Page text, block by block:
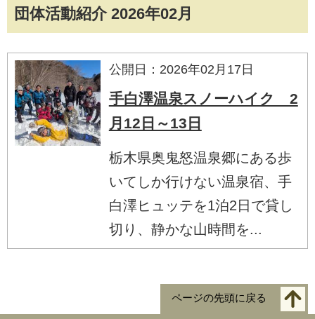
団体活動紹介 2026年02月
公開日：2026年02月17日
手白澤温泉スノーハイク 2
月12日～13日
栃木県奥鬼怒温泉郷にある歩
いてしか行けない温泉宿、手
白澤ヒュッテを1泊2日で貸し
切り、静かな山時間を...
ページの先頭に戻る